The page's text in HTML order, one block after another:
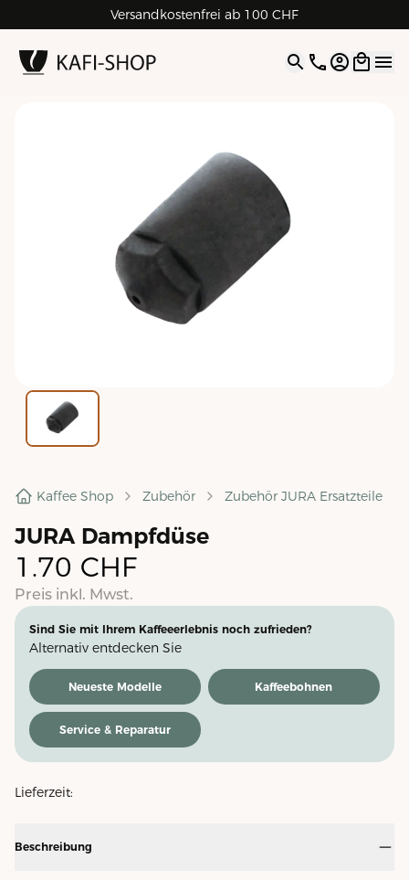
Versandkostenfrei ab 100 CHF
4.9| 5.0 Google
Open
Kaffee Shop Zubehör Zubehör JURA Ersatzteile
JURA Dampfdüse
1.70 CHF
Preis inkl. Mwst.
Sind Sie mit Ihrem Kaffeeerlebnis noch zufrieden?
Alternativ entdecken Sie
Neueste Modelle Kaffeebohnen
Service & Reparatur
Lieferzeit:
Beschreibung